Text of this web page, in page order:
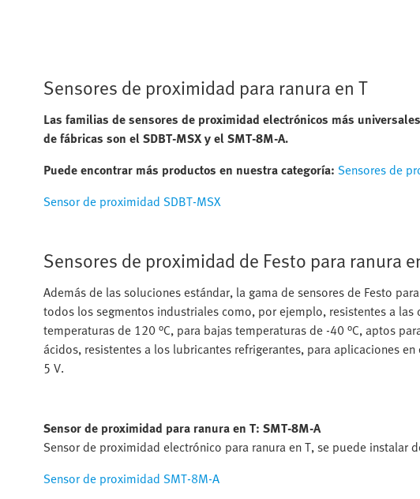
Sensores de proximidad para ranura en T
Las familias de sensores de proximidad electrónicos más
de fábricas son el SDBT-MSX y el SMT-8M-A.
Puede encontrar más productos en nuestra categoría: Sensores de
Sensor de proximidad SDBT-MSX
Sensores de proximidad de Festo para ranura
Además de las soluciones estándar, la gama de sensores de Festo
todos los segmentos industriales como, por ejemplo, resistentes a
temperaturas de 120 °C, para bajas temperaturas de -40 °C, aptos
ácidos, resistentes a los lubricantes refrigerantes, para aplicaciones
5 V.
Sensor de proximidad para ranura en T: SMT-8M-A
Sensor de proximidad electrónico para ranura en T, se puede instalar
Sensor de proximidad SMT-8M-A